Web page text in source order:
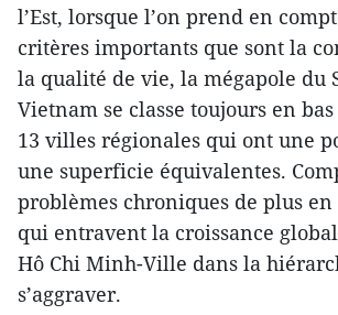
l’Est, lorsque l’on prend en
critères importants que sont la
la qualité de vie, la mégapole du
Vietnam se classe toujours en
13 villes régionales qui ont une
une superficie équivalentes.
problèmes chroniques de plus en
qui entravent la croissance
Hô Chi Minh-Ville dans la
s’aggraver.